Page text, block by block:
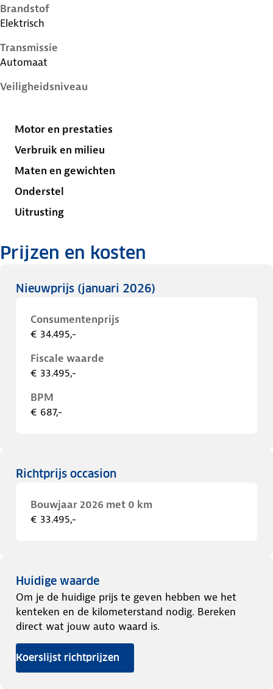
Brandstof
Elektrisch
Transmissie
Automaat
Veiligheidsniveau
Motor en prestaties
Verbruik en milieu
Maten en gewichten
Onderstel
Uitrusting
Prijzen en kosten
Nieuwprijs (januari 2026)
Consumentenprijs
€ 34.495,-
Fiscale waarde
€ 33.495,-
BPM
€ 687,-
Richtprijs occasion
Bouwjaar 2026 met 0 km
€ 33.495,-
Huidige waarde
Om je de huidige prijs te geven hebben we het
kenteken en de kilometerstand nodig. Bereken
direct wat jouw auto waard is.
Koerslijst richtprijzen